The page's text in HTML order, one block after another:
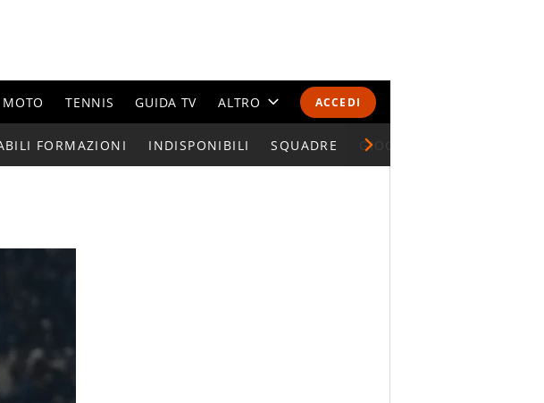
ACCEDI
MOTO TENNIS GUIDA TV ALTRO
CALENDARI E CLASSIFICHE
FORMAZIONI INDISPONIBILI SQUADRE GIOCATORI SERIE A